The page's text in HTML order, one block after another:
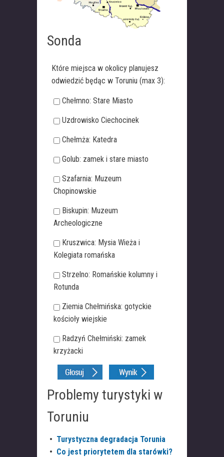
Sonda
Które miejsca w okolicy planujesz
odwiedzić będąc w Toruniu (max 3):
Chełmno: Stare Miasto
Uzdrowisko Ciechocinek
Chełmża: Katedra
Golub: zamek i stare miasto
Szafarnia: Muzeum
Chopinowskie
Biskupin: Muzeum
Archeologiczne
Kruszwica: Mysia Wieża i
Kolegiata romańska
Strzelno: Romańskie kolumny i
Rotunda
Ziemia Chełmińska: gotyckie
kościoły wiejskie
Radzyń Chełmiński: zamek
krzyżacki
Problemy turystyki w
Toruniu
• Turystyczna degradacja Torunia
• Co jest priorytetem dla starówki?